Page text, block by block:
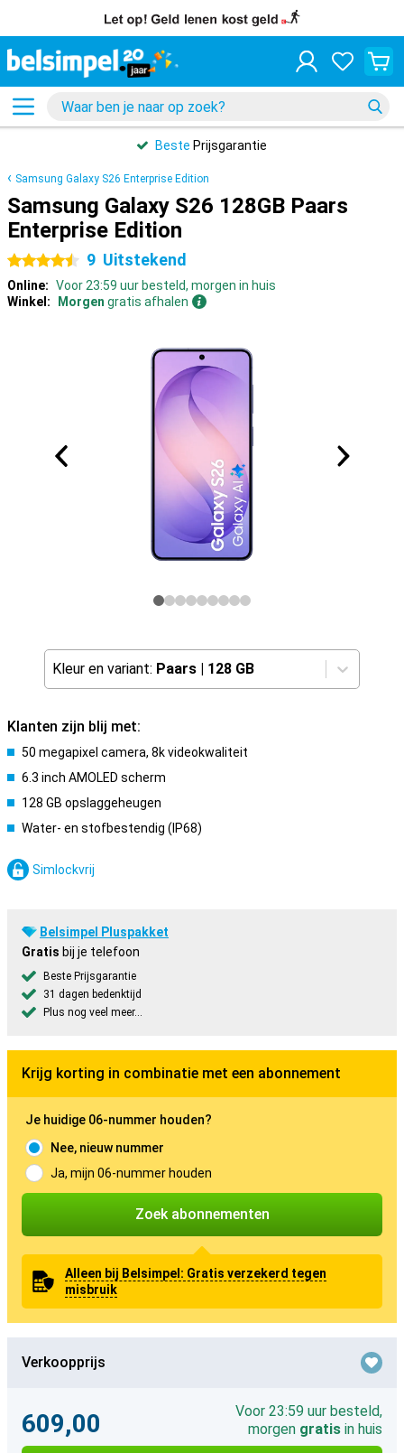
Beste Prijsgarantie
Samsung Galaxy S26 Enterprise Edition
Samsung Galaxy S26 128GB Paars
Enterprise Edition
4.5 sterren 9 Uitstekend
Online: Voor 23:59 uur besteld, morgen in huis
Winkel:
Morgen gratis afhalen
Kleur en variant: Paars | 128 GB
Klanten zijn blij met:
50 megapixel camera, 8k videokwaliteit
6.3 inch AMOLED scherm
128 GB opslaggeheugen
Water- en stofbestendig (IP68)
Simlockvrij
Belsimpel Pluspakket
Gratis bij je telefoon
Beste Prijsgarantie
31 dagen bedenktijd
Plus nog veel meer...
Krijg korting in combinatie met een abonnement
Je huidige 06-nummer houden?
Nee, nieuw nummer
Ja, mijn 06-nummer houden
Zoek abonnementen
Alleen bij Belsimpel: Gratis verzekerd tegen
misbruik
Verkoopprijs
609,00
Voor 23:59 uur besteld,
morgen gratis in huis